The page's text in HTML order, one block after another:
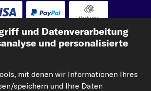
Vorkasse
und Datenverarbeitung
und personalisierte
mit denen wir Informationen Ihres
speichern und Ihre Daten